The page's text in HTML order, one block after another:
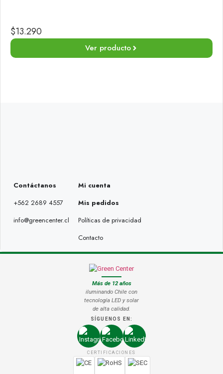
$13.290
Ver producto
Contáctanos
+562 2689 4557
info@greencenter.cl
Mi cuenta
Mis pedidos
Políticas de privacidad
Contacto
Más de 12 años
iluminando Chile con
tecnología LED y solar
de alta calidad.
SÍGUENOS EN:
CERTIFICACIONES